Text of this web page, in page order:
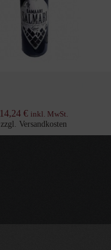
14,24€ inkl. MwSt.
zzgl. Versandkosten